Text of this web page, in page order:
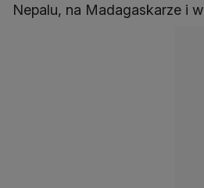
Nepalu, na Madagaskarze i w